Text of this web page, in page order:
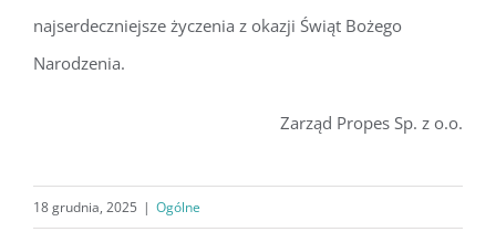
najserdeczniejsze życzenia z okazji Świąt Bożego
Narodzenia.
Zarząd Propes Sp. z o.o.
18 grudnia, 2025 | Ogólne